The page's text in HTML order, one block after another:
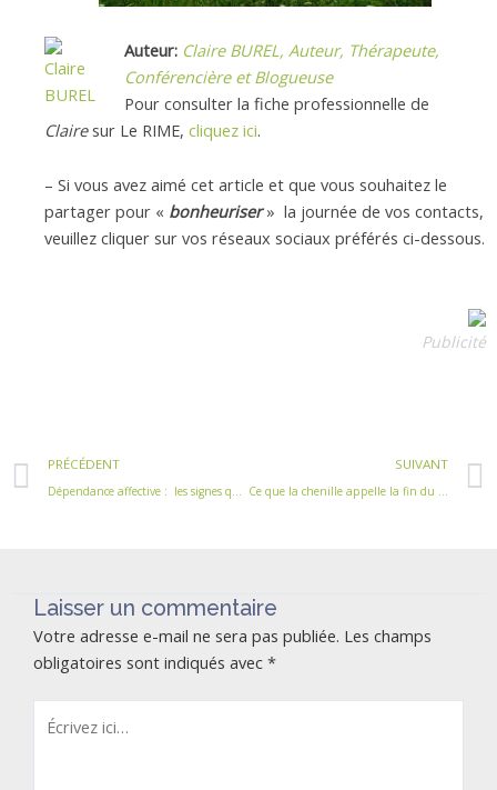
Auteur: Claire BUREL, Auteur, Thérapeute,
Conférencière et Blogueuse
Pour consulter la fiche professionnelle de
Clairesur Le RIME, cliquez ici.
– Si vous avez aimé cet article et que vous souhaitez le
partager pour « bonheuriser» la journée de vos contacts,
veuillez cliquer sur vos réseaux sociaux préférés ci-dessous.
Publicité
Précédent
PRÉCÉDENT
Dépendance affective : les signes qui ne trompent pas dans la main
SUIVANT
Ce que la chenille appelle la fin du monde, le Maître l’appelle le papillon.
Laisser un commentaire
Votre adresse e-mail ne sera pas publiée. Les champs
obligatoires sont indiqués avec *
ici…